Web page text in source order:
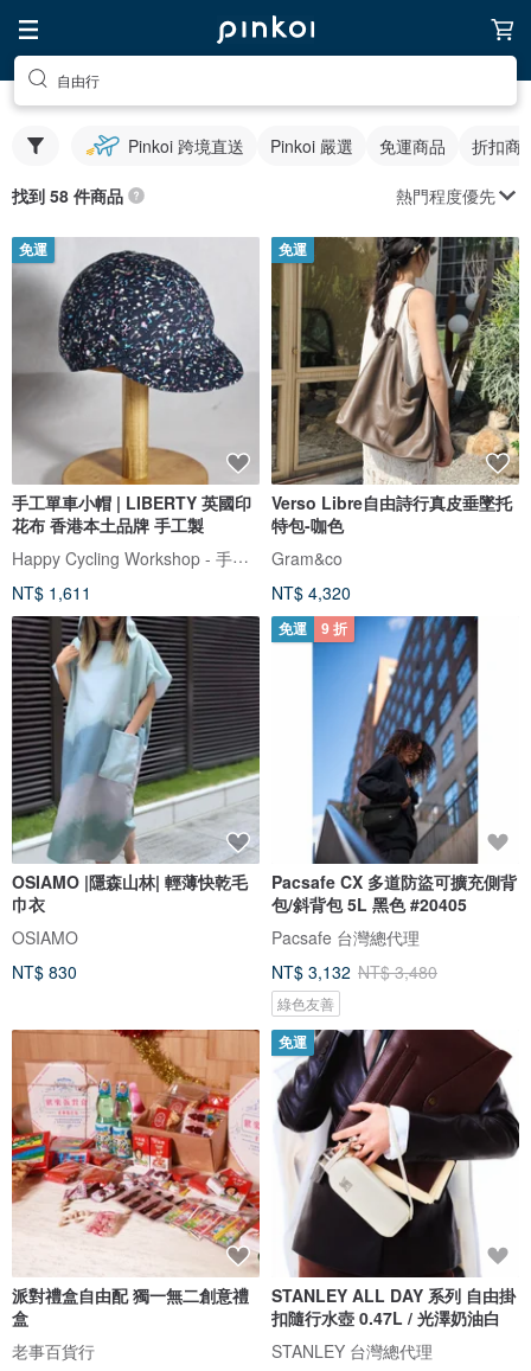
自由行
Pinkoi 跨境直送 Pinkoi 嚴選 免運商品 折扣商
找到 58 件商品 熱門程度優先
免運
手工單車小帽 | LIBERTY 英國印
花布 香港本土品牌 手工製
Happy Cycling Workshop - 手工單車小帽
NT$ 1,611
免運
Verso Libre自由詩行真皮垂墜托
特包-咖色
Gram&co
NT$ 4,320
OSIAMO |隱森山林| 輕薄快乾毛
巾衣
OSIAMO
NT$ 830
免運 9 折
Pacsafe CX 多道防盜可擴充側背
包/斜背包 5L 黑色 #20405
Pacsafe 台灣總代理
NT$ 3,132 NT$ 3,480
綠色友善
派對禮盒自由配 獨一無二創意禮
盒
老事百貨行
免運
STANLEY ALL DAY 系列 自由掛
扣隨行水壺 0.47L / 光澤奶油白
STANLEY 台灣總代理